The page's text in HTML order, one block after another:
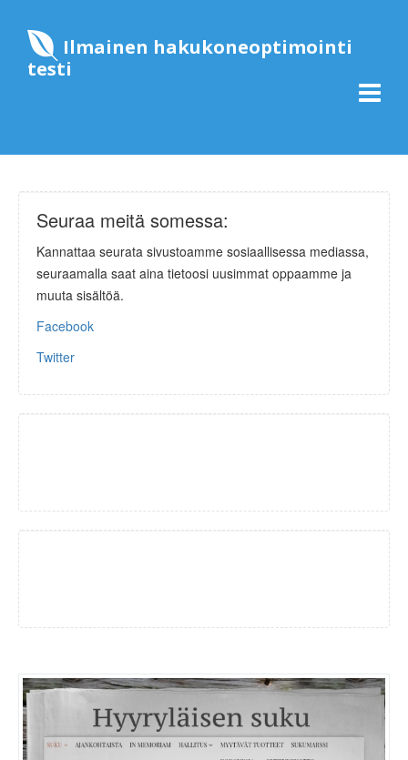
Ilmainen hakukoneoptimointi
testi
Seuraa meitä somessa:
Kannattaa seurata sivustoamme sosiaallisessa mediassa,
seuraamalla saat aina tietoosi uusimmat oppaamme ja
muuta sisältöä.
Facebook
Twitter